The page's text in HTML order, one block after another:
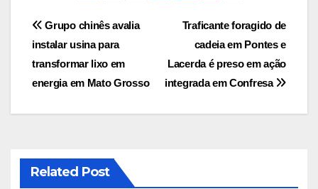
Navegação
de
Post
Traficante foragido de
cadeia em Pontes e
Lacerda é preso em ação
integrada em Confresa
Grupo chinês avalia
instalar usina para
transformar lixo em
energia em Mato Grosso
Related Post